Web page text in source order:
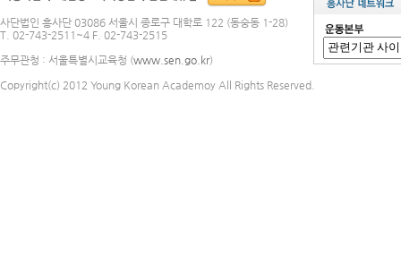
사단법인 흥사단 03086 서울시 종로구 대학로 122 (동숭동 1-28)
T. 02-743-2511~4 F. 02-743-2515
주무관청 : 서울특별시교육청 (www.sen.go.kr)
Copyright(c) 2012 Young Korean Academoy All Rights Reserved.